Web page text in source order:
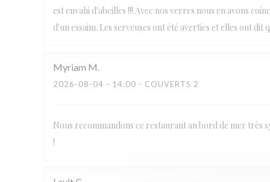
est envahi d'abeilles !!! Avec nos verres nous en avons
d'un essaim. Les serveuses ont été averties et elles ont
Myriam M
2026-08-04 - 14:00 - COUVERTS 2
Nous recommandons ce restaurant au bord de mer très
!